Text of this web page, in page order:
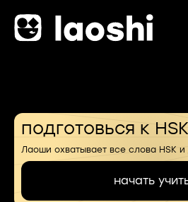
подготовься к HSK
Лаоши охватывает все слова HSK
начать